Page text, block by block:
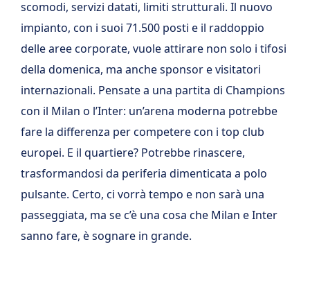
scomodi, servizi datati, limiti strutturali. Il nuovo
impianto, con i suoi 71.500 posti e il raddoppio
delle aree corporate, vuole attirare non solo i tifosi
della domenica, ma anche sponsor e visitatori
internazionali. Pensate a una partita di Champions
con il Milan o l’Inter: un’arena moderna potrebbe
fare la differenza per competere con i top club
europei. E il quartiere? Potrebbe rinascere,
trasformandosi da periferia dimenticata a polo
pulsante. Certo, ci vorrà tempo e non sarà una
passeggiata, ma se c’è una cosa che Milan e Inter
sanno fare, è sognare in grande.